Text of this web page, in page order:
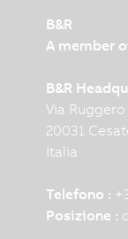
B&R
A member
B&R
Via
20031
Italia
Telefono :
Posizione :